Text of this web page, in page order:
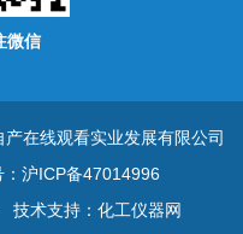
微信
在线观看实业发展有限公司
：沪ICP备47014996
技术支持：化工仪器网